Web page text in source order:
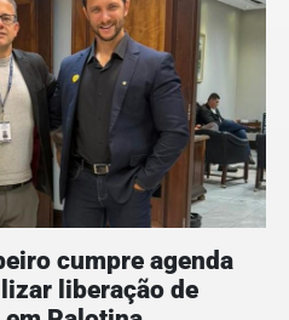
cumpre agenda
liberação de